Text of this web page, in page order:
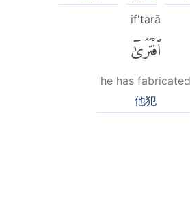
if'tarā
ٱفْتَرَىٰٓ
he has fabricated
他犯